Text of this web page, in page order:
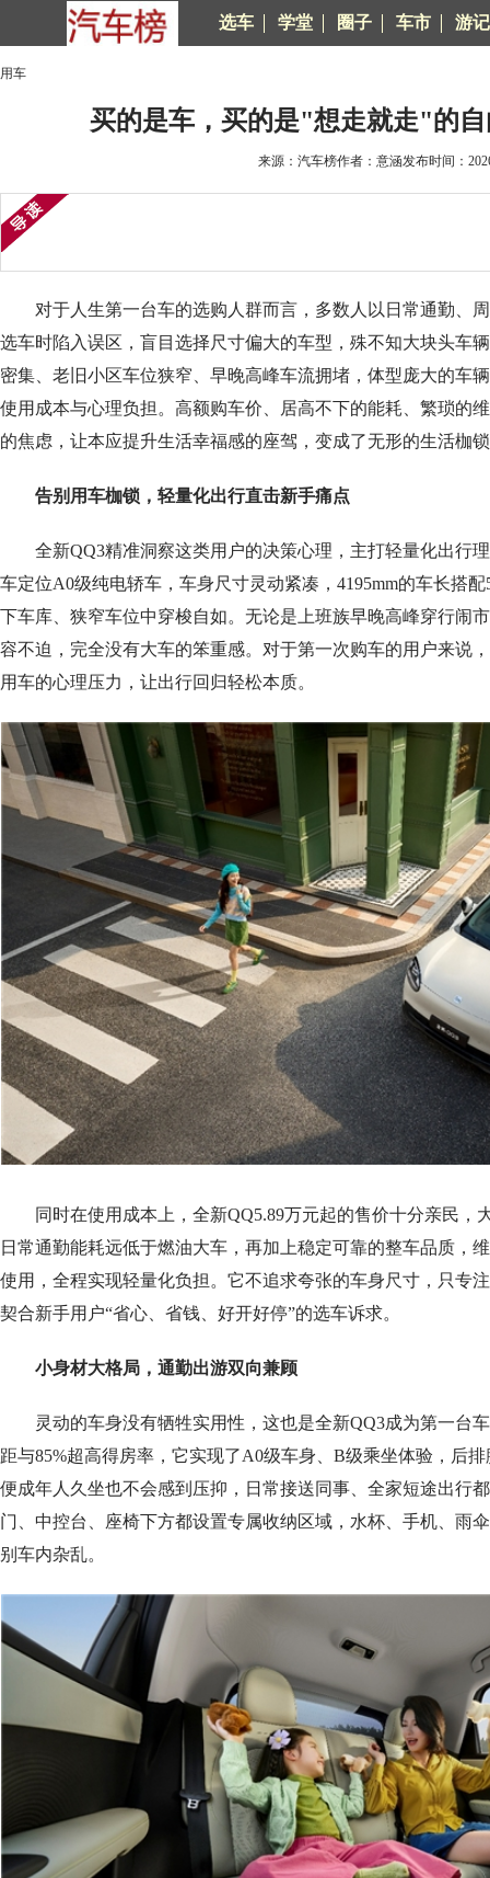
选车 学堂 圈子 车市 游记
用车
买的是车，买的是"想走就走"的
来源：汽车榜作者：意涵发布时间：
对于人生第一台车的选购人群而言，多数人以日常通勤、
选车时陷入误区，盲目选择尺寸偏大的车型，殊不知大块头车
密集、老旧小区车位狭窄、早晚高峰车流拥堵，体型庞大的车
使用成本与心理负担。高额购车价、居高不下的能耗、繁琐的
的焦虑，让本应提升生活幸福感的座驾，变成了无形的生活枷
告别用车枷锁，轻量化出行直击新手痛点
全新QQ3精准洞察这类用户的决策心理，主打轻量化出行
车定位A0级纯电轿车，车身尺寸灵动紧凑，4195mm的车长搭
下车库、狭窄车位中穿梭自如。无论是上班族早晚高峰穿行闹
容不迫，完全没有大车的笨重感。对于第一次购车的用户来说
用车的心理压力，让出行回归轻松本质。
同时在使用成本上，全新QQ5.89万元起的售价十分亲民，
日常通勤能耗远低于燃油大车，再加上稳定可靠的整车品质，
使用，全程实现轻量化负担。它不追求夸张的车身尺寸，只专
契合新手用户“省心、省钱、好开好停”的选车诉求。
小身材大格局，通勤出游双向兼顾
灵动的车身没有牺牲实用性，这也是全新QQ3成为第一台
距与85%超高得房率，它实现了A0级车身、B级乘坐体验，后
便成年人久坐也不会感到压抑，日常接送同事、全家短途出行
门、中控台、座椅下方都设置专属收纳区域，水杯、手机、雨
别车内杂乱。